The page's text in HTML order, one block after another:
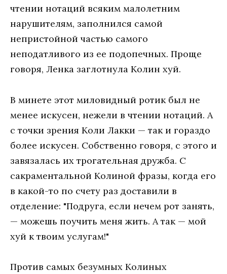
чтении нотаций всяким малолетним
нарушителям, заполнился самой
непристойной частью самого
неподатливого из ее подопечных. Проще
говоря, Ленка заглотнула Колин хуй.
В минете этот миловидный ротик был не
менее искусен, нежели в чтении нотаций. А
с точки зрения Коли Лакки — так и гораздо
более искусен. Собственно говоря, с этого и
завязалась их трогательная дружба. С
сакраментальной Колиной фразы, когда его
в какой-то по счету раз доставили в
отделение: "Подруга, если нечем рот занять,
— можешь поучить меня жить. А так — мой
хуй к твоим услугам!"
Против самых безумных Колиных